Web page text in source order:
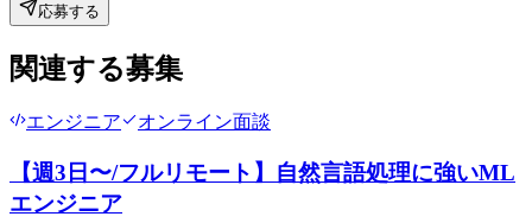
応募する
関連する募集
エンジニア オンライン面談
【週3日〜/フルリモート】自然言語処理に強いML
エンジニア